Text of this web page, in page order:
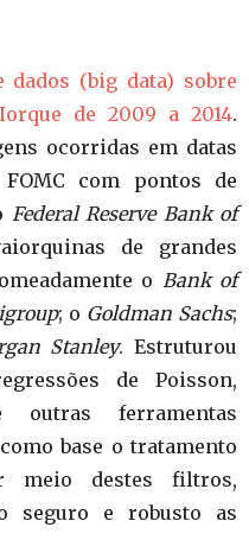
dados (big data) sobre
de 2009 a 2014.
ocorridas em datas
com pontos de
Federal Reserve Bank of
de grandes
o Bank of
; o Goldman Sachs;
Stanley. Estruturou
de Poisson,
ferramentas
base o tratamento
meio destes filtros,
seguro e robusto as